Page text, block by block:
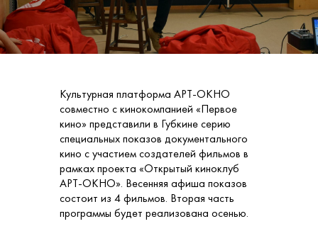
Культурная платформа АРТ-ОКНО
совместно с кинокомпанией «Первое
кино» представили в Губкине серию
специальных показов документального
кино с участием создателей фильмов в
рамках проекта «Открытый киноклуб
АРТ-ОКНО». Весенняя афиша показов
состоит из 4 фильмов. Вторая часть
программы будет реализована осенью.